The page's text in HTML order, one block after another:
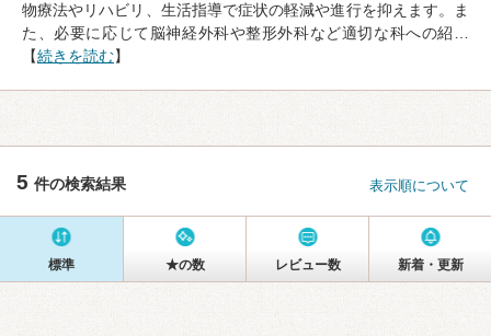
物療法やリハビリ、生活指導で症状の軽減や進行を抑えます。ま
た、必要に応じて脳神経外科や整形外科など適切な科への紹…
【続きを読む】
5 件の検索結果 表示順について
標準 ★の数 レビュー数 新着・更新